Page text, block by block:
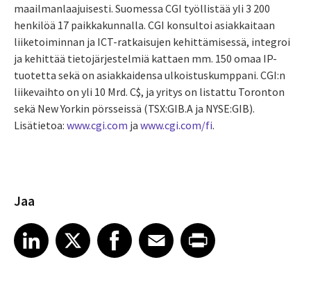
maailmanlaajuisesti. Suomessa CGI työllistää yli 3 200
henkilöä 17 paikkakunnalla. CGI konsultoi asiakkaitaan
liiketoiminnan ja ICT-ratkaisujen kehittämisessä, integroi
ja kehittää tietojärjestelmiä kattaen mm. 150 omaa IP-
tuotetta sekä on asiakkaidensa ulkoistuskumppani. CGI:n
liikevaihto on yli 10 Mrd. C$, ja yritys on listattu Toronton
sekä New Yorkin pörsseissä (TSX:GIB.A ja NYSE:GIB).
Lisätietoa: www.cgi.com ja www.cgi.com/fi.
Jaa
Share article on LinkedIn
LinkedIn
Share article on XShare article on Facebook
Facebook
Share article on Email
EmailShare article on Print